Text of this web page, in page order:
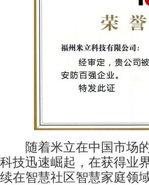
随着米立在中国市场的
科技迅速崛起，在获得业
续在智慧社区智慧家庭领